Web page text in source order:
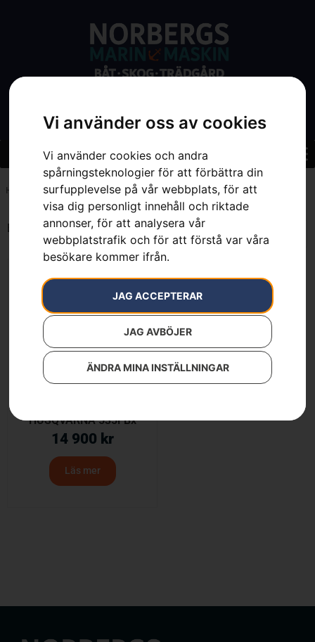
Vi använder oss av cookies
Vi använder cookies och andra
spårningsteknologier för att förbättra din
surfupplevelse på vår webbplats, för att
visa dig personligt innehåll och riktade
annonser, för att analysera vår
webbplatstrafik och för att förstå var våra
besökare kommer ifrån.
JAG ACCEPTERAR
JAG AVBÖJER
ÄNDRA MINA INSTÄLLNINGAR
Hem 102 mm
Endast ett sökresultat
HUSQVARNA 535FBx
14 900 kr
Läs mer